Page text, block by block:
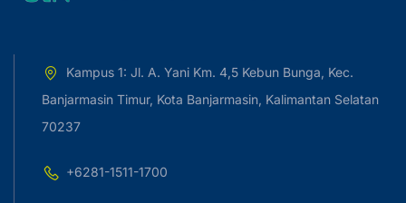
Kampus 1: Jl. A. Yani Km. 4,5 Kebun Bunga, Kec.
Banjarmasin Timur, Kota Banjarmasin, Kalimantan Selatan
70237
+6281-1511-1700